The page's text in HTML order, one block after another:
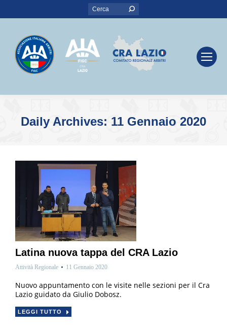
Search:
Daily Archives: 11 Gennaio 2020
Latina nuova tappa del CRA Lazio
Attività Regionale 11 Gennaio 2020
Nuovo appuntamento con le visite nelle sezioni per il Cra
Lazio guidato da Giulio Dobosz.
LEGGI TUTTO